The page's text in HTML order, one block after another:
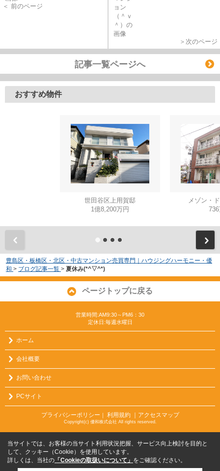
＜ 前のページ
＞次のページ
記事一覧ページへ
おすすめ物件
世田谷区上用賀邸
1億8,200万円
メゾン・
豊島区・板橋区・北区・中古マンション売買専門｜ハウジングハーモニー・優
和 > ブログ記事一覧 > 夏休み(*^▽^*)
ページトップに戻る
営業時間:AM9:30～PM6：30
定休日:毎週水曜日
ホーム
会社概要
お問い合わせ
PCサイト
プライバシーポリシー ｜ 利用規約 ｜アクセスマップ
Copyright(c) 優和株式会社 All rights reserved.
当サイトでは、お客様の当サイト利用状況把握、サービス向上検討を目的と
して、クッキー（Cookie）を使用しています。
詳しくは、当社の 「Cookieの取扱いについて」 をご確認ください。